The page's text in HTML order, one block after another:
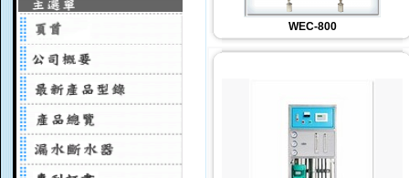
WEC-800